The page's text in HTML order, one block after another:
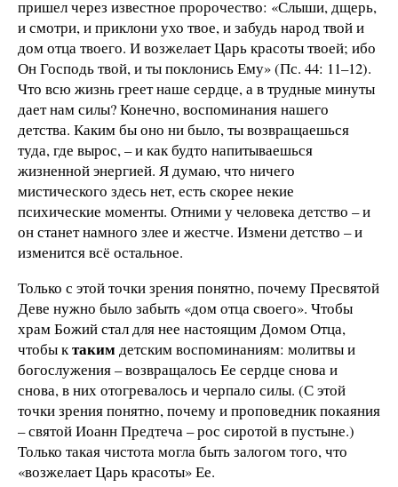
пришел через известное пророчество: «Слыши, дщерь,
и смотри, и приклони ухо твое, и забудь народ твой и
дом отца твоего. И возжелает Царь красоты твоей; ибо
Он Господь твой, и ты поклонись Ему» (Пс. 44: 11–12).
Что всю жизнь греет наше сердце, а в трудные минуты
дает нам силы? Конечно, воспоминания нашего
детства. Каким бы оно ни было, ты возвращаешься
туда, где вырос, – и как будто напитываешься
жизненной энергией. Я думаю, что ничего
мистического здесь нет, есть скорее некие
психические моменты. Отними у человека детство – и
он станет намного злее и жестче. Измени детство – и
изменится всё остальное.
Только с этой точки зрения понятно, почему Пресвятой
Деве нужно было забыть «дом отца своего». Чтобы
храм Божий стал для нее настоящим Домом Отца,
чтобы ктаким детским воспоминаниям: молитвы и
богослужения – возвращалось Ее сердце снова и
снова, в них отогревалось и черпало силы. (С этой
точки зрения понятно, почему и проповедник покаяния
– святой Иоанн Предтеча – рос сиротой в пустыне.)
Только такая чистота могла быть залогом того, что
«возжелает Царь красоты» Ее.